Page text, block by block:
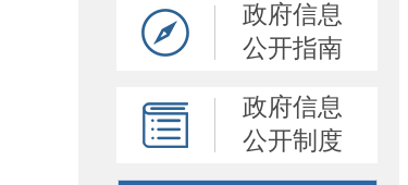
政府信息
公开指南
政府信息
公开制度